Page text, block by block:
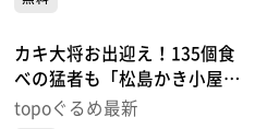
カキ大将お出迎え！135個食
べの猛者も「松島かき小屋
MATSU」（松島町松島普賢
topoぐるめ最新